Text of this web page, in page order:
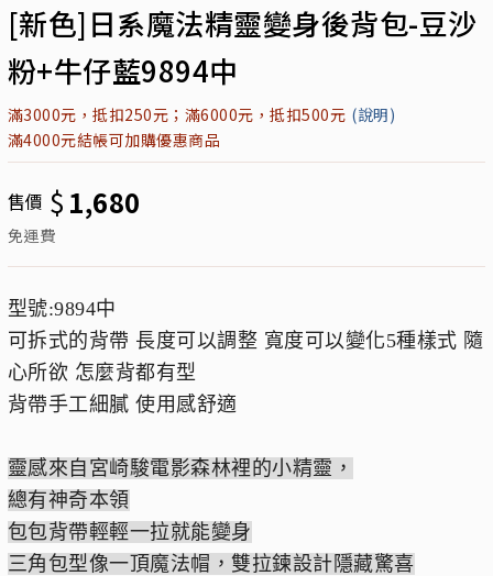
[新色]日系魔法精靈變身後背包-豆沙
粉+牛仔藍9894中
滿3000元，抵扣250元；滿6000元，抵扣500元 (說明)
滿4000元結帳可加購優惠商品
售價 $ 1,680
免運費
型號:9894中
可拆式的背帶 長度可以調整 寬度可以變化5種樣式 隨
心所欲 怎麼背都有型
背帶手工細膩 使用感舒適
靈感來自宮崎駿電影森林裡的小精靈，
總有神奇本領
包包背帶輕輕一拉就能變身
三角包型像一頂魔法帽，雙拉鍊設計隱藏驚喜